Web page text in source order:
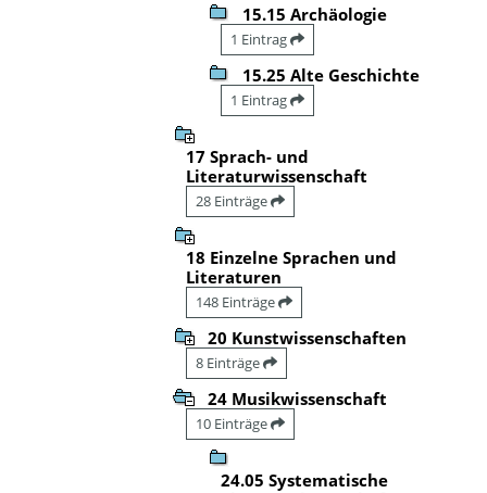
15.15 Archäologie
1 Eintrag
15.25 Alte Geschichte
1 Eintrag
17 Sprach- und
Literaturwissenschaft
28 Einträge
18 Einzelne Sprachen und
Literaturen
148 Einträge
20 Kunstwissenschaften
8 Einträge
24 Musikwissenschaft
10 Einträge
24.05 Systematische